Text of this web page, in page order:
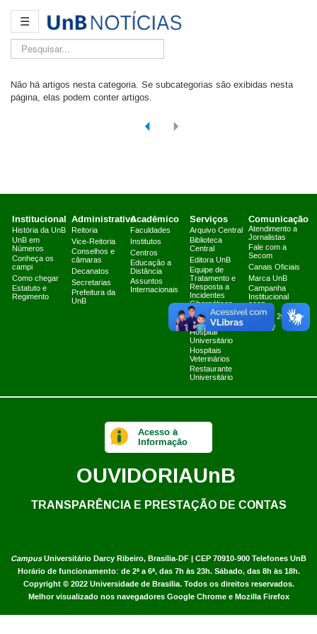
☰
Pesquisar...
Não há artigos nesta categoria. Se subcategorias são exibidas nesta
página, elas podem conter artigos.
Institucional
História da UnB
UnB em
Números
Conheça os
campi
Como chegar
Estatuto e
Regimento
Administrativo
Reitoria
Vice-Reitoria
Conselhos e
câmaras
Decanatos
Secretarias
Prefeitura da
UnB
Acadêmico
Faculdades
Institutos
Centros
Educação a
Distância
Assuntos
Internacionais
Serviços
Arquivo Central
Biblioteca
Central
Editora UnB
Equipe de
Tratamento e
Resposta a
Incidentes
Cibernéticos
Fazenda Água
Limpa
Hospital
Universitário
Hospitais
Veterinários
Restaurante
Universitário
Comunicação
Atendimento a
Jornalistas
Fale com a
Secom
Canais Oficiais
Marca UnB
Campanha
Institucional
2025
Planner 2024
UnB TV
CampusUniversitário Darcy Ribeiro, Brasília-DF | CEP 70910-900 Telefones UnB
Horário de funcionamento: de 2ª a 6ª, das 7h às 23h. Sábado, das 8h às 18h.
Copyright © 2022 Universidade de Brasília. Todos os direitos reservados.
Melhor visualizado nos navegadores Google Chrome e Mozilla Firefox
Acesso à
Informação
OUVIDORIAUnB
TRANSPARÊNCIA E PRESTAÇÃO DE CONTAS